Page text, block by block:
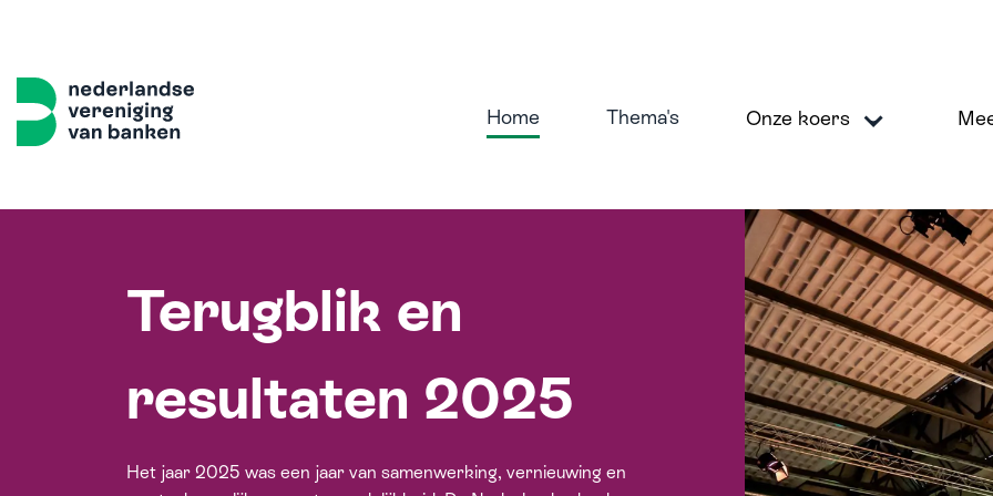
Home Thema's Onze koers
Thema's
Sterk, veilig en betrouwbaar financieel systeem
Samen werken aan inclusie en diversiteit
Onze koers
Terugblik en
resultaten 2025
Het jaar 2025 was een jaar van samenwerking, vernieuwing en